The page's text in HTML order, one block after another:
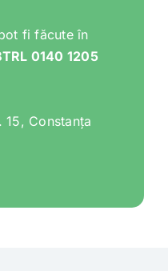
fi făcute în
0140 1205
15, Constanța